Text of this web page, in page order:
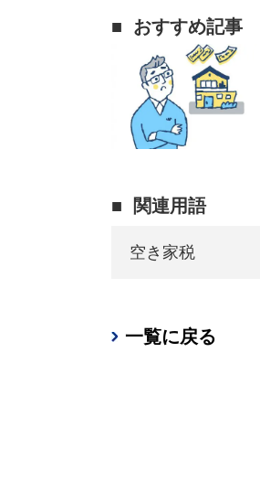
おすすめ記事
関連用語
空き家税
一覧に戻る